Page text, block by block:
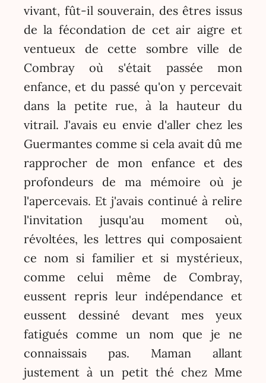
vivant, fût-il souverain, des êtres issus
de la fécondation de cet air aigre et
ventueux de cette sombre ville de
Combray où s'était passée mon
enfance, et du passé qu'on y percevait
dans la petite rue, à la hauteur du
vitrail. J'avais eu envie d'aller chez les
Guermantes comme si cela avait dû me
rapprocher de mon enfance et des
profondeurs de ma mémoire où je
l'apercevais. Et j'avais continué à relire
l'invitation jusqu'au moment où,
révoltées, les lettres qui composaient
ce nom si familier et si mystérieux,
comme celui même de Combray,
eussent repris leur indépendance et
eussent dessiné devant mes yeux
fatigués comme un nom que je ne
connaissais pas. Maman allant
justement à un petit thé chez Mme